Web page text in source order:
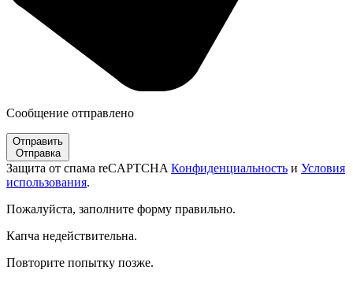
Сообщение отправлено
Отправить
Отправка
Защита от спама reCAPTCHA Конфиденциальность и Условия
использования.
Пожалуйста, заполните форму правильно.
Капча недействительна.
Повторите попытку позже.